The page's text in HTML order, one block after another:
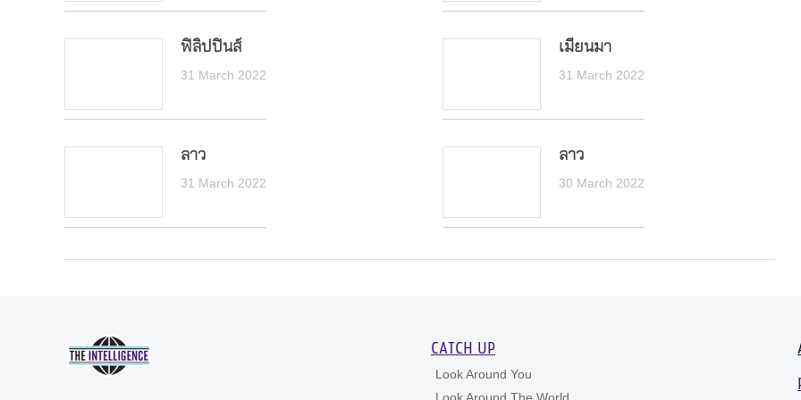
ฟิลิปปินส์
31 March 2022
เมียนมา
31 March 2022
ลาว
31 March 2022
ลาว
30 March 2022
CATCH UP
Look Around You